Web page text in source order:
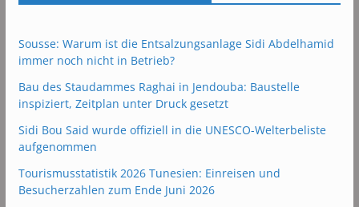
Sousse: Warum ist die Entsalzungsanlage Sidi Abdelhamid
immer noch nicht in Betrieb?
Bau des Staudammes Raghai in Jendouba: Baustelle
inspiziert, Zeitplan unter Druck gesetzt
Sidi Bou Said wurde offiziell in die UNESCO-Welterbeliste
aufgenommen
Tourismusstatistik 2026 Tunesien: Einreisen und
Besucherzahlen zum Ende Juni 2026